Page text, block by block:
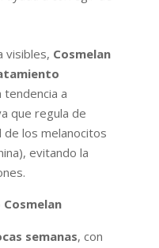
visibles, Cosmelan
tendencia a
que regula de
de los melanocitos
evitando la
semanas, con